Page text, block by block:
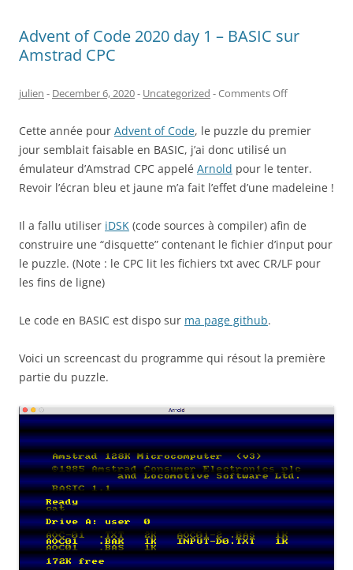
Advent of Code 2020 day 1 – BASIC sur
Amstrad CPC
julien - December 6, 2020- Uncategorized -Comments Offon
of
2020
day
–
BASIC
sur
Cette année pour Advent of Code, le puzzle du premier
jour semblait faisable en BASIC, j’ai donc utilisé un
émulateur d’Amstrad CPC appelé Arnold pour le tenter.
Revoir l’écran bleu et jaune m’a fait l’effet d’une madeleine !
Il a fallu utiliser iDSK (code sources à compiler) afin de
construire une “disquette” contenant le fichier d’input pour
le puzzle. (Note : le CPC lit les fichiers txt avec CR/LF pour
les fins de ligne)
Le code en BASIC est dispo sur ma page github.
Voici un screencast du programme qui résout la première
partie du puzzle.